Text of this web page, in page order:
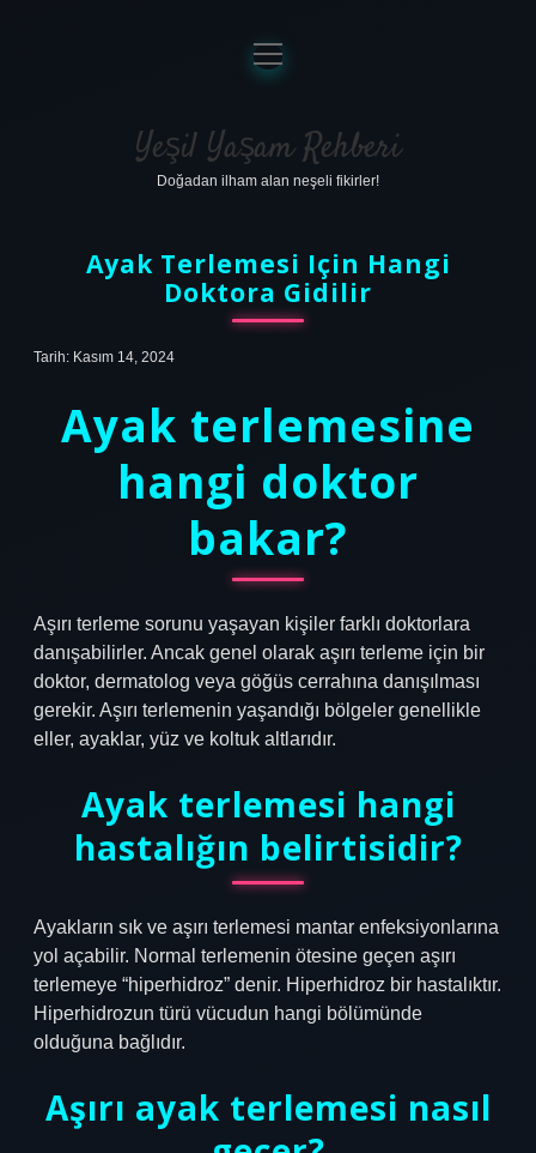
Anasayfa
Gizlilik Politikası
Yasal Uyarı
menüyü
aç
Yeşil Yaşam Rehberi
Doğadan ilham alan neşeli fikirler!
Ayak Terlemesi Için Hangi
Doktora Gidilir
Tarih: Kasım 14, 2024
Ayak terlemesine
hangi doktor
bakar?
Aşırı terleme sorunu yaşayan kişiler farklı doktorlara
danışabilirler. Ancak genel olarak aşırı terleme için bir
doktor, dermatolog veya göğüs cerrahına danışılması
gerekir. Aşırı terlemenin yaşandığı bölgeler genellikle
eller, ayaklar, yüz ve koltuk altlarıdır.
Ayak terlemesi hangi
hastalığın belirtisidir?
Ayakların sık ve aşırı terlemesi mantar enfeksiyonlarına
yol açabilir. Normal terlemenin ötesine geçen aşırı
terlemeye “hiperhidroz” denir. Hiperhidroz bir hastalıktır.
Hiperhidrozun türü vücudun hangi bölümünde
olduğuna bağlıdır.
Aşırı ayak terlemesi nasıl